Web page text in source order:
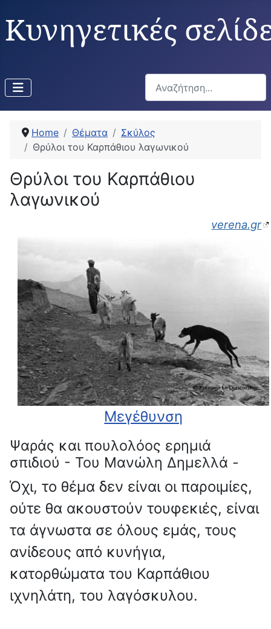
Κυνηγετικές
Αναζήτηση...
Home Θέματα
Σκύλος
Θρύλοι του Καρπάθιου λαγωνικού
Θρύλοι του Καρπάθιου
λαγωνικού
verena.gr
Μεγέθυνση
Ψαράς και πουλολόος ερημιά
σπιδιού - Του Μανώλη Δημελλά -
Όχι, το θέμα δεν είναι οι παροιμίες,
ούτε θα ακουστούν τουφεκιές, είναι
τα άγνωστα σε όλους εμάς, τους
ανίδεους από κυνήγια,
κατορθώματα του Καρπάθιου
ιχνηλάτη, του λαγόσκυλου.